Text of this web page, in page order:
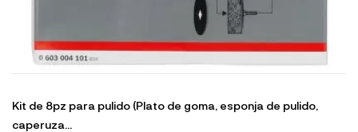
Kit de 8pz para pulido (Plato de goma, esponja de pulido,
caperuza...